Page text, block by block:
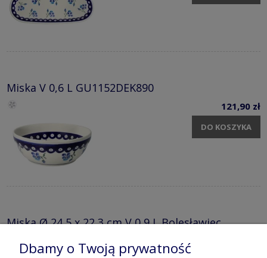
Miska V 0,6 L GU1152DEK890
121,90 zł
DO KOSZYKA
Miska Ø 24,5 x 22,3 cm V 0,9 L Bolesławiec
gu1813dek890
Dbamy o Twoją prywatność